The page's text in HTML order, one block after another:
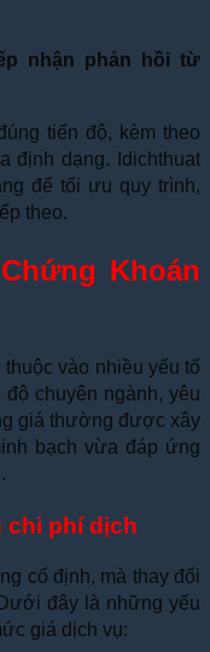
nhận phản hồi từ
tiến độ, kèm theo
định dạng. Idichthuat
để tối ưu quy trình,
theo.
Khoán
vào nhiều yếu tố
chuyên ngành, yêu
giá thường được xây
bạch vừa đáp ứng
chi phí dịch
cố định, mà thay đổi
đây là những yếu
giá dịch vụ: